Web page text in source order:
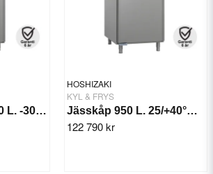
Snabbkyl/frys 950 L. -30/+10°C BAKER SF 950
HOSHIZAKI
KYL & FRYS
Jässkåp 950 L. 25/+40°CBAKER GA 950
122 790 kr